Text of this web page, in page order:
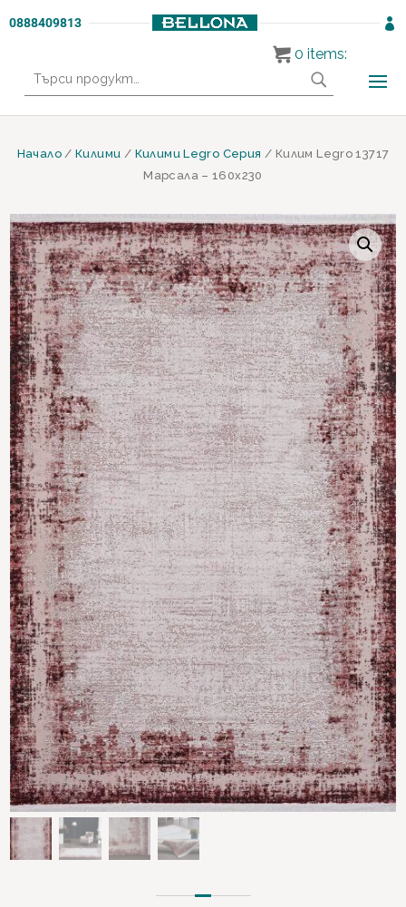
0888409813 
за:
Начало/Килими / Килими Legro Серия / Килим Legro 13717
Марсала – 160х230
0 items: